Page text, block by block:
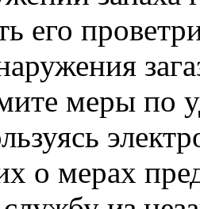
его
меры по
о мерах